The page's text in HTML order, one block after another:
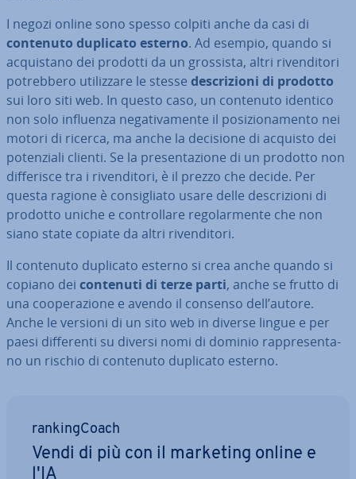
I negozi online sono spesso colpiti anche da casi di
contenuto duplicato esterno. Ad esempio, quando si
ac­qui­sta­no dei prodotti da un grossista, altri ri­ven­di­to­ri
po­treb­be­ro uti­liz­za­re le stesse de­scri­zio­ni di prodotto
sui loro siti web. In questo caso, un contenuto identico
non solo influenza ne­ga­ti­va­men­te il po­si­zio­na­men­to nei
motori di ricerca, ma anche la decisione di acquisto dei
po­ten­zia­li clienti. Se la pre­sen­ta­zio­ne di un prodotto non
dif­fe­ri­sce tra i ri­ven­di­to­ri, è il prezzo che decide. Per
questa ragione è con­si­glia­to usare delle de­scri­zio­ni di
prodotto uniche e con­trol­la­re re­go­lar­men­te che non
siano state copiate da altri ri­ven­di­to­ri.
Il contenuto duplicato esterno si crea anche quando si
copiano dei contenuti di terze parti, anche se frutto di
una coo­pe­ra­zio­ne e avendo il consenso dell’autore.
Anche le versioni di un sito web in diverse lingue e per
paesi dif­fe­ren­ti su diversi nomi di dominio rap­pre­sen­ta­
no un rischio di contenuto duplicato esterno.
ran­kin­g­Coach
Vendi di più con il marketing online e
l'IA